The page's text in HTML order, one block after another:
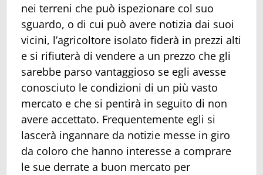
nei terreni che può ispezionare col suo
sguardo, o di cui può avere notizia dai suoi
vicini, l’agricoltore isolato fiderà in prezzi alti
e si rifiuterà di vendere a un prezzo che gli
sarebbe parso vantaggioso se egli avesse
conosciuto le condizioni di un più vasto
mercato e che si pentirà in seguito di non
avere accettato. Frequentemente egli si
lascerà ingannare da notizie messe in giro
da coloro che hanno interesse a comprare
le sue derrate a buon mercato per